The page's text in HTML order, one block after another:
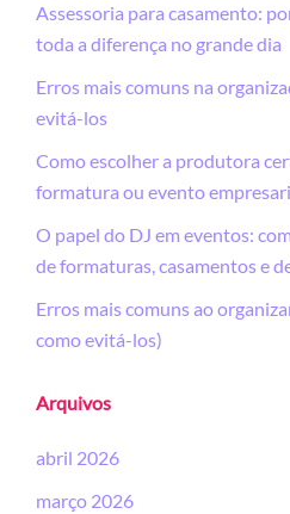
Assessoria para casamento:
toda a diferença no grande dia
Erros mais comuns na
evitá-los
Como escolher a produtora
formatura ou evento
O papel do DJ em eventos:
de formaturas, casamentos e
Erros mais comuns ao
como evitá-los)
Arquivos
abril 2026
março 2026